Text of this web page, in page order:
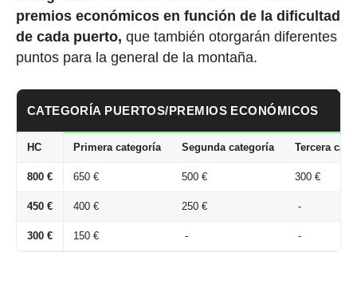
premios económicos en función de la dificultad
de cada puerto, que también otorgarán diferentes
puntos para la general de la montaña.
CATEGORÍA PUERTOS/PREMIOS ECONÓMICOS
HC Primera categoría Segunda categoría Tercera
800 € 650 € 500 € 300 €
450 € 400 € 250 € -
300 € 150 € - -